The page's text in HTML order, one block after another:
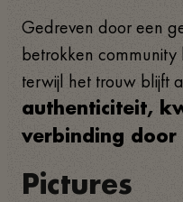
Gedreven door een
betrokken
terwijl het trouw blijft
authenticiteit,
verbinding door
Pictures